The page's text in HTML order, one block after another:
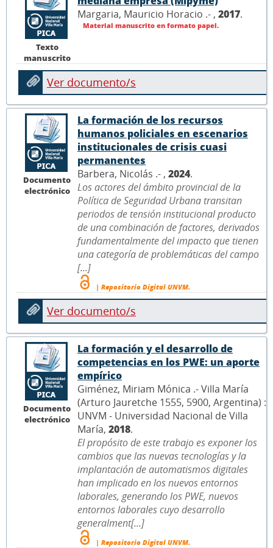
Texto
manuscrito
Margaria, Mauricio Horacio .- , 2017.
Material manuscrito en formato papel.
Ver documento/s
Documento
electrónico
La formación de los recursos
humanos policiales en escenarios
institucionales de crisis cuasi
permanentes
Barbera, Nicolás .- , 2024.
Los actores del ámbito provincial de la
Política de Seguridad Urbana transitan
periodos de tensión institucional producto
de una combinación de factores, derivados
fundamentalmente del impacto que tienen
una categoría de problemáticas del campo
[...]
| Repositorio Digital UNVM.
Ver documento/s
Documento
electrónico
La formación y el desarrollo de
competencias en los PWE: un aporte
empírico
Giménez, Miriam Mónica .- Villa María
(Arturo Jauretche 1555, 5900, Argentina) :
UNVM - Universidad Nacional de Villa
María, 2018.
El propósito de este trabajo es exponer los
cambios que las nuevas tecnologías y la
implantación de automatismos digitales
han implicado en los nuevos entornos
laborales, generando los PWE, nuevos
entornos laborales cuyo desarrollo
generalment[...]
| Repositorio Digital UNVM.